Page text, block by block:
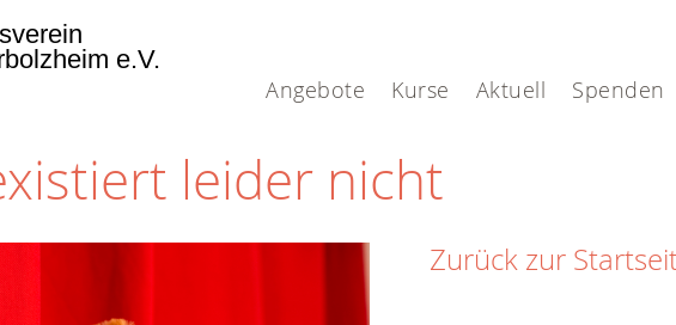
Angebote Kurse Aktuell Spenden
e.V.
leider nicht
Zurück zur